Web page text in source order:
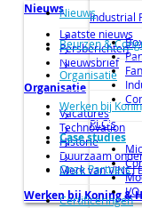
Industrial
PLC's
I/O
Nieuws
Laatste nieuws
Persberichten
Nieuwsbrief
Organisatie
Vacatures
Technovation
Historie
Duurzaam
Merk van VINCI
Werken bij Koning &
Nieuws
Beurzen &
Organisatie
Werken bij
Case studies
Onze Partners
Certificeringen